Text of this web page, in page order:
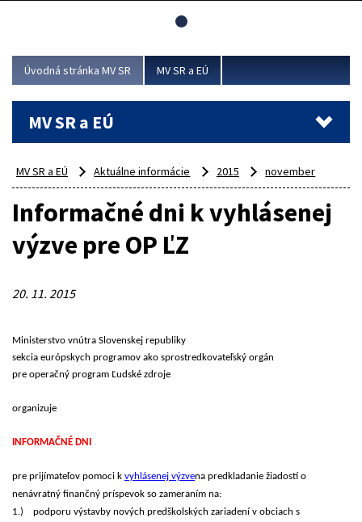
aj interiéru, kde vznikli nové učebne a moderné
Viac
Úvodná stránka MV SR MV SR a EÚ
MV SR a EÚ
MV SR a EÚ Aktuálne informácie 2015 november
Informačné dni k vyhlásenej
výzve pre OP ĽZ
20. 11. 2015
Ministerstvo vnútra Slovenskej republiky
sekcia európskych programov ako sprostredkovateľský orgán
pre operačný program Ľudské zdroje
organizuje
INFORMAČNÉ DNI
pre prijímateľov pomoci k vyhlásenej výzvena predkladanie žiadostí o
nenávratný finančný príspevok so zameraním na:
1.)
podporu výstavby nových predškolských zariadení v obciach s